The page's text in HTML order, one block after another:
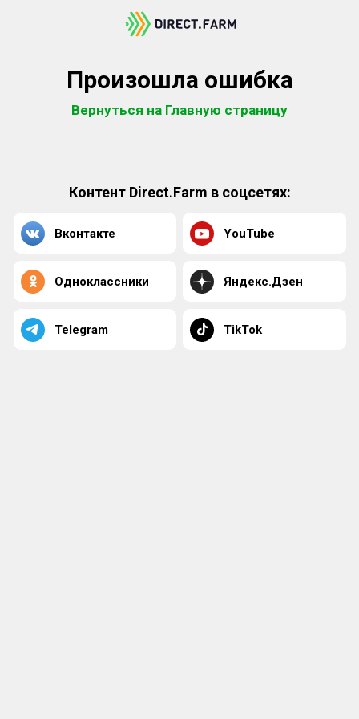
Произошла ошибка
Вернуться на Главную страницу
Контент Direct.Farm в соцсетях:
Вконтакте YouTube
Одноклассники Яндекс.Дзен
Telegram TikTok